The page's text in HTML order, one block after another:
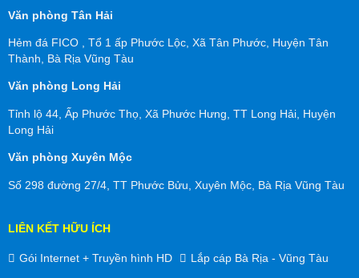
Văn phòng Tân Hải
Hẻm đá FICO , Tổ 1 ấp Phước Lộc, Xã Tân Phước, Huyện Tân
Thành, Bà Rịa Vũng Tàu
Văn phòng Long Hải
Tỉnh lộ 44, Ấp Phước Thọ, Xã Phước Hưng, TT Long Hải, Huyện
Long Hải
Văn phòng Xuyên Mộc
Số 298 đường 27/4, TT Phước Bửu, Xuyên Mộc, Bà Rịa Vũng Tàu
LIÊN KẾT HỮU ÍCH
Gói Internet + Truyền hình HD Lắp cáp Bà Rịa - Vũng Tàu